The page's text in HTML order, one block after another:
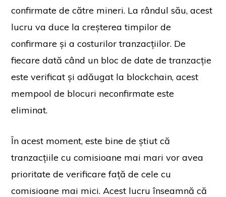
confirmate de către mineri. La rândul său, acest
lucru va duce la creșterea timpilor de
confirmare și a costurilor tranzacțiilor. De
fiecare dată când un bloc de date de tranzacție
este verificat și adăugat la blockchain, acest
mempool de blocuri neconfirmate este
eliminat.
În acest moment, este bine de știut că
tranzacțiile cu comisioane mai mari vor avea
prioritate de verificare față de cele cu
comisioane mai mici. Acest lucru înseamnă că